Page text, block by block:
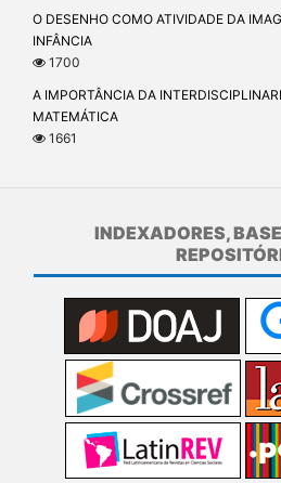
O DESENHO COMO ATIVIDADE DA
INFÂNCIA
1700
A IMPORTÂNCIA DA
MATEMÁTICA
1661
INDEXADORES,